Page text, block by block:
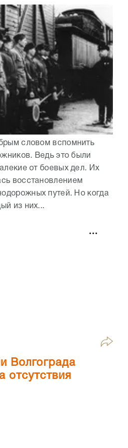
словом вспомнить
Ведь это были
от боевых дел. Их
восстановлением
путей. Но когда
из них...
Волгограда
отсутствия